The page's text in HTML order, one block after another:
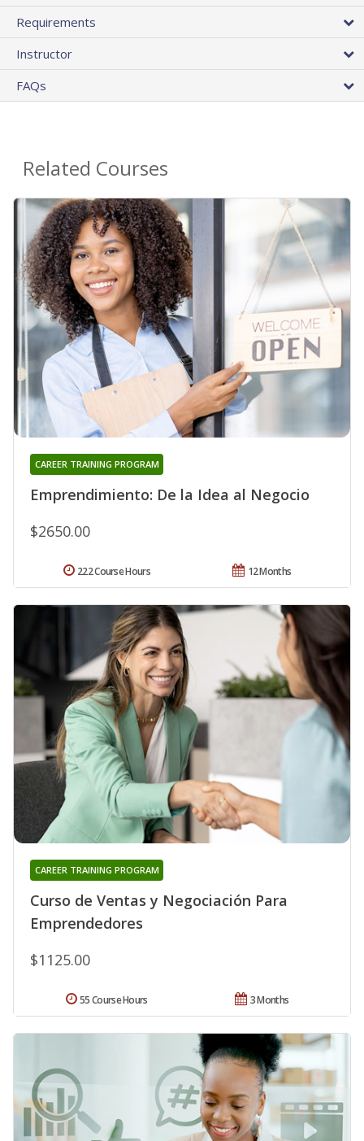
Requirements
Instructor
FAQs
Related Courses
Emprendimiento: De la Idea al Negocio
CAREER TRAINING PROGRAM
$2650.00
12 Months
222 Course Hours
Curso de Ventas y Negociación Para
Emprendedores
CAREER TRAINING PROGRAM
$1125.00
3 Months
55 Course Hours